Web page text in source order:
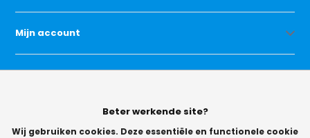
Mijn account
Categorieën
Beter werkende site?
Wij gebruiken cookies. Deze essentiële en functionele cookie